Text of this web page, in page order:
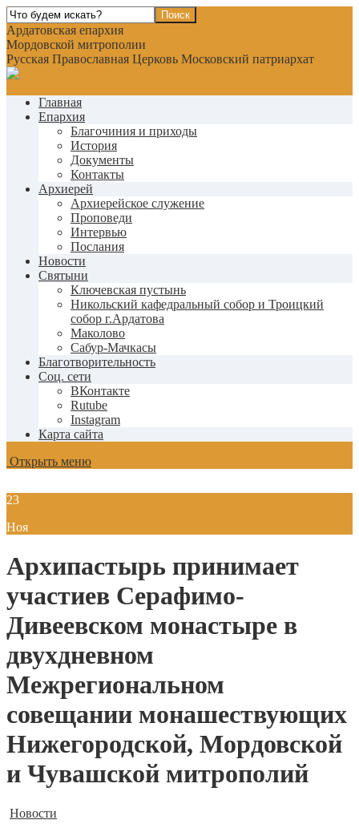
Ардатовская епархия
Мордовской митрополии
Русская Православная Церковь Московский патриархат
Главная
Епархия
Благочиния и приходы
История
Документы
Контакты
Архиерей
Архиерейское служение
Проповеди
Интервью
Послания
Новости
Святыни
Ключевская пустынь
Никольский кафедральный собор и Троицкий
собор г.Ардатова
Маколово
Сабур-Мачкасы
Благотворительность
Соц. сети
ВКонтакте
Rutube
Instagram
Карта сайта
Открыть меню
23
Ноя
Архипастырь принимает
участиев Серафимо-
Дивеевском монастыре в
двухдневном
Межрегиональном
совещании монашествующих
Нижегородской, Мордовской
и Чувашской митрополий
Новости